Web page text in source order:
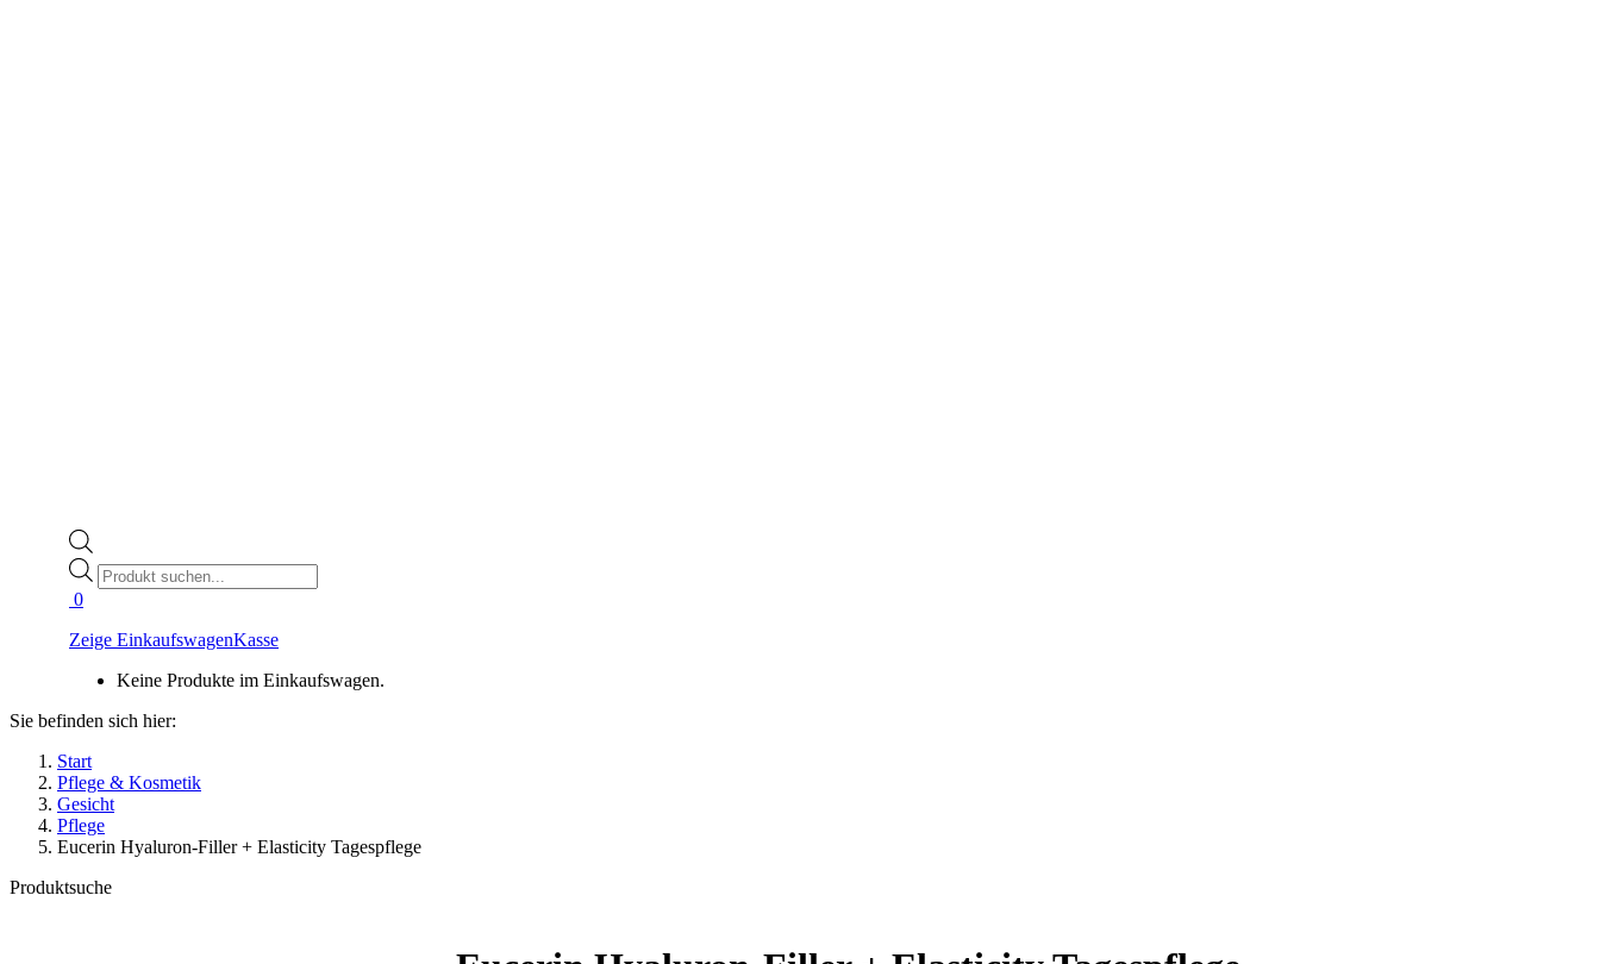
Products
search
0
Zeige EinkaufswagenKasse
Keine Produkte im Einkaufswagen.
Sie befinden sich hier:
Start
Pflege & Kosmetik
Gesicht
Pflege
Eucerin Hyaluron-Filler + Elasticity Tagespflege
Produktsuche